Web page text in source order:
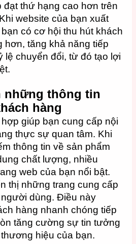
đạt thứ hạng cao hơn trên
website của bạn xuất
có cơ hội thu hút khách
hơn, tăng khả năng tiếp
lệ chuyển đổi, từ đó tạo lợi
những thông tin
hàng
giúp bạn cung cấp nội
thực sự quan tâm. Khi
thông tin về sản phẩm
chất lượng, nhiều
web của bạn nổi bật.
thị những trang cung cấp
dùng. Điều này
hàng nhanh chóng tiếp
tăng cường sự tin tưởng
hiệu của bạn.